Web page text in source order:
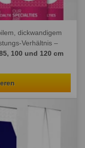
dickwandigem
Verhältnis –
100 und 120 cm